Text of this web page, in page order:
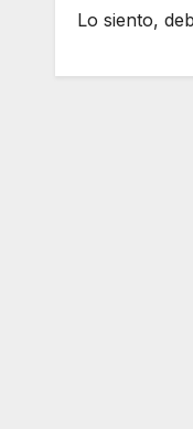
Lo siento,